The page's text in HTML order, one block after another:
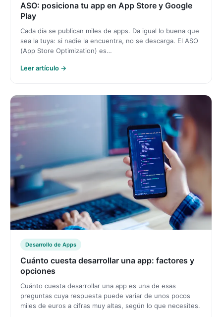
ASO: posiciona tu app en App Store y Google
Play
Cada día se publican miles de apps. Da igual lo buena que
sea la tuya: si nadie la encuentra, no se descarga. El ASO
(App Store Optimization) es…
Leer artículo →
Desarrollo de Apps
Cuánto cuesta desarrollar una app: factores y
opciones
Cuánto cuesta desarrollar una app es una de esas
preguntas cuya respuesta puede variar de unos pocos
miles de euros a cifras muy altas, según lo que necesites.